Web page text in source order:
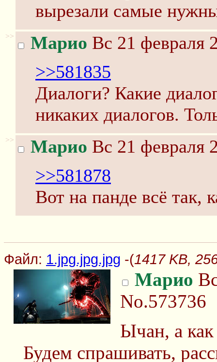
вырезали самые
>> Марио Вс 21 февраля
>>581835
Диалоги? Какие
никаких диалогов.
>> Марио Вс 21 февраля
>>581878
Вот на панде всё так,
Файл: 1.jpg.jpg.jpg -(1417 KB,
Марио
No.573736
Ычан, а как
Будем спрашивать,